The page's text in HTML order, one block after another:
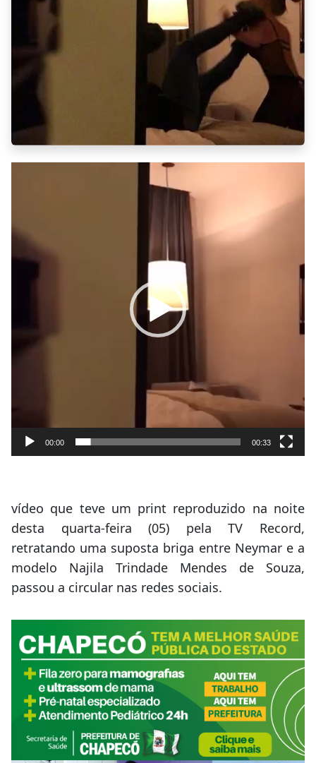
00:00 00:33
vídeo que teve um print reproduzido na noite
desta quarta-feira (05) pela TV Record,
retratando uma suposta briga entre Neymar e a
modelo Najila Trindade Mendes de Souza,
passou a circular nas redes sociais.